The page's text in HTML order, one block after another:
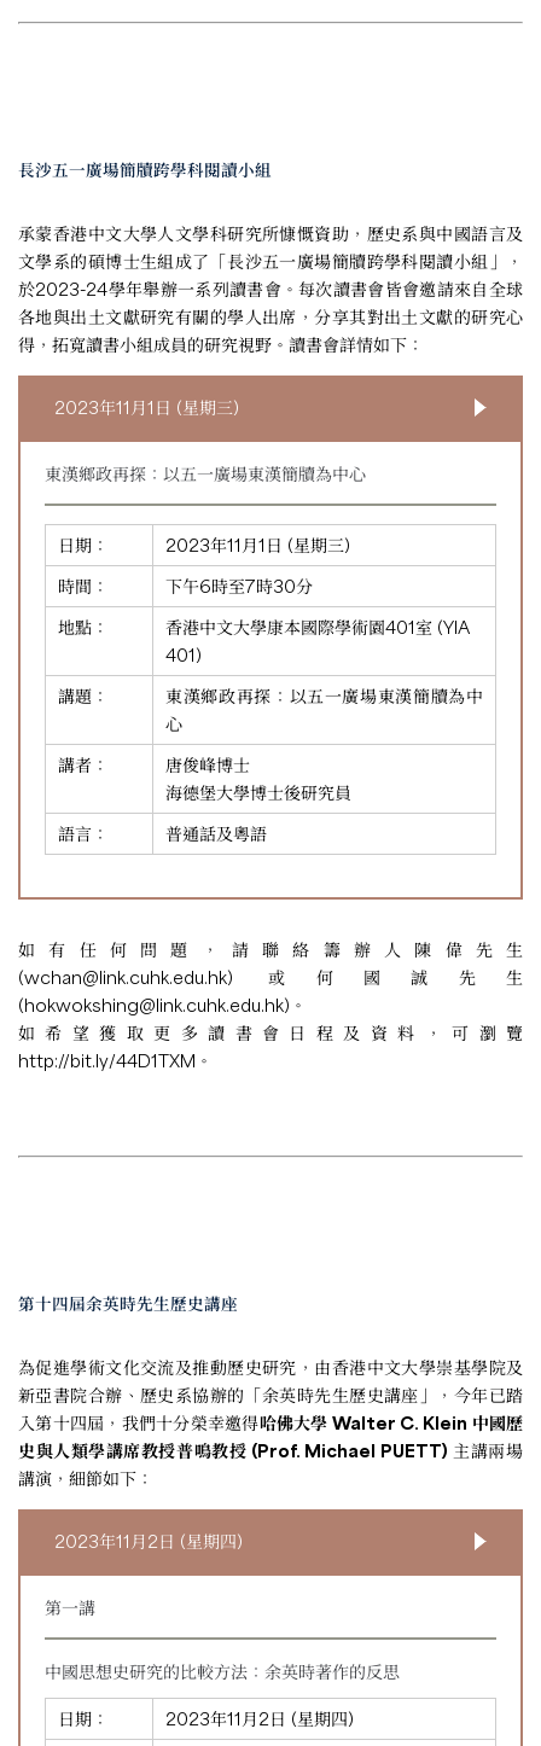
長沙五一廣場簡牘跨學科閱讀小組
承蒙香港中文大學人文學科研究所慷慨資助，歷史系與中國語言及
文學系的碩博士生組成了「長沙五一廣場簡牘跨學科閱讀小組」，
於2023-24學年舉辦一系列讀書會。每次讀書會皆會邀請來自全球
各地與出土文獻研究有關的學人出席，分享其對出土文獻的研究心
得，拓寬讀書小組成員的研究視野。讀書會詳情如下：
2023年11月1日 (星期三)
東漢鄉政再探：以五一廣場東漢簡牘為中心
日期：
2023年11月1日 (星期三)
時間：
下午6時至7時30分
地點：
香港中文大學康本國際學術園401室 (YIA
401)
講題：
東漢鄉政再探：以五一廣場東漢簡牘為中
心
講者：
唐俊峰博士
海德堡大學博士後研究員
語言：
普通話及粵語
如有任何問題，請聯絡籌辦人陳偉先生
(wchan@link.cuhk.edu.hk) 或何國誠先生
(hokwokshing@link.cuhk.edu.hk)。
如希望獲取更多讀書會日程及資料，可瀏覽
http://bit.ly/44D1TXM 。
第十四屆余英時先生歷史講座
為促進學術文化交流及推動歷史研究，由香港中文大學崇基學院及
新亞書院合辦、歷史系協辦的「余英時先生歷史講座」，今年已踏
入第十四屆，我們十分榮幸邀得哈佛大學 Walter C. Klein 中國歷
史與人類學講席教授普鳴教授 (Prof. Michael PUETT) 主講兩場
講演，細節如下：
2023年11月2日 (星期四)
第一講
中國思想史研究的比較方法：余英時著作的反思
日期：
2023年11月2日 (星期四)